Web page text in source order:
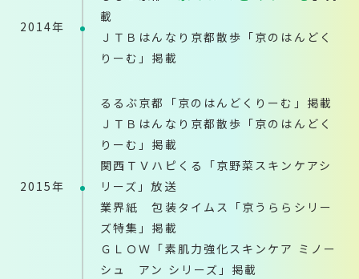
2014年
載
ＪＴＢはんなり京都散歩「京のはんどく
りーむ」掲載
2015年
るるぶ京都「京のはんどくりーむ」掲載
ＪＴＢはんなり京都散歩「京のはんどく
りーむ」掲載
関西ＴＶハピくる「京野菜スキンケアシ
リーズ」放送
業界紙 包装タイムス「京うららシリー
ズ特集」掲載
ＧＬＯＷ「素肌力強化スキンケア ミノー
シュ アン シリーズ」掲載